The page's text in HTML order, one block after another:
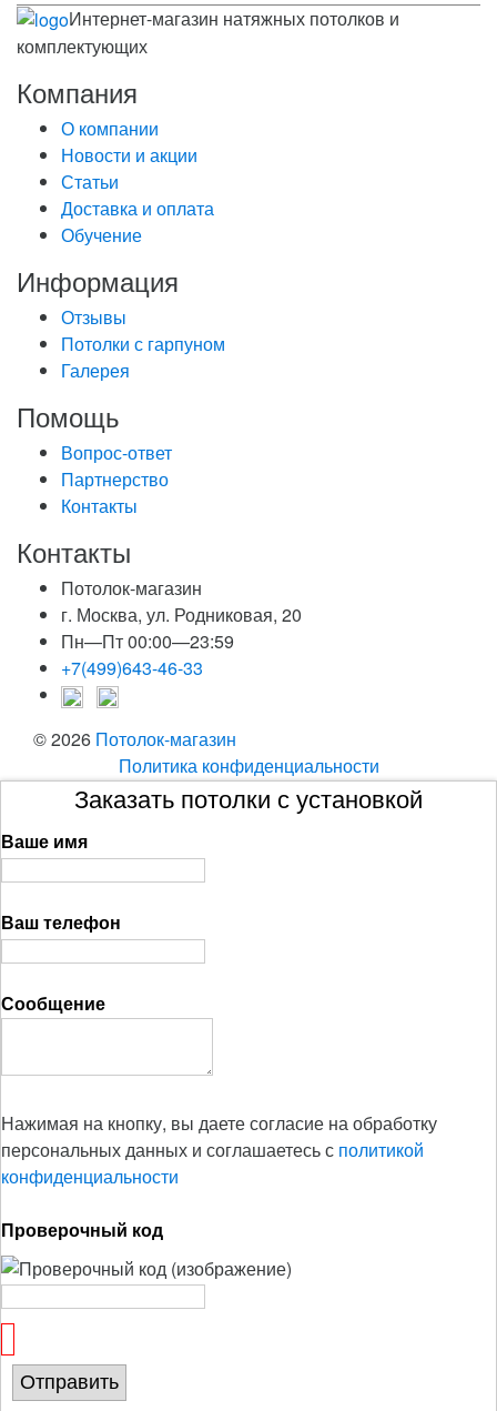
Интернет-магазин натяжных потолков и
комплектующих
Компания
О компании
Новости и акции
Статьи
Доставка и оплата
Обучение
Информация
Отзывы
Потолки с гарпуном
Галерея
Помощь
Вопрос-ответ
Партнерство
Контакты
Контакты
Потолок-магазин
г. Москва, ул. Родниковая, 20
Пн—Пт 00:00—23:59
+7(499)643-46-33
© 2026 Потолок-магазин
Политика конфиденциальности
Заказать потолки с установкой
Ваше имя
Ваш телефон
Сообщение
Нажимая на кнопку, вы даете согласие на обработку
персональных данных и соглашаетесь с политикой
конфиденциальности
Проверочный код
Отправить